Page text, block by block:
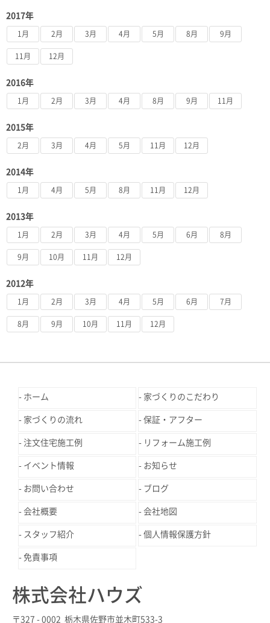
2017年
1月 2月 3月 4月 5月 8月 9月
11月 12月
2016年
1月 2月 3月 4月 8月 9月 11月
2015年
2月 3月 4月 5月 11月 12月
2014年
1月 4月 5月 8月 11月 12月
2013年
1月 2月 3月 4月 5月 6月 8月
9月 10月 11月 12月
2012年
1月 2月 3月 4月 5月 6月 7月
8月 9月 10月 11月 12月
ホーム 家づくりのこだわり
家づくりの流れ 保証・アフター
注文住宅施工例 リフォーム施工例
イベント情報 お知らせ
お問い合わせ ブログ
会社概要 会社地図
スタッフ紹介 個人情報保護方針
免責事項
株式会社ハウズ
〒327 - 0002 栃木県佐野市並木町533-3